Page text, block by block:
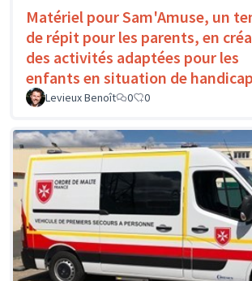
Matériel pour Sam'Amuse, un
de répit pour les parents, en
des activités adaptées pour les
enfants en situation de handicap
Levieux Benoît 0 0